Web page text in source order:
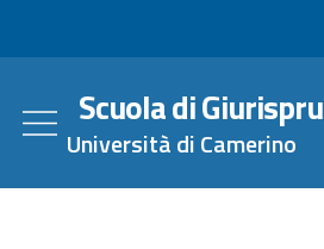
Scuola di
Università di Camerino